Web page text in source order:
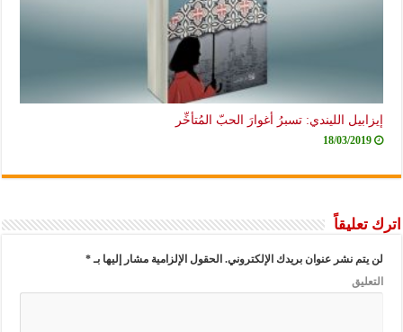
إيزابيل الليندي: تسبرُ أغوارَ الحبّ المُتأخِّر
18/03/2019
اترك تعليقاً
لن يتم نشر عنوان بريدك الإلكتروني. الحقول الإلزامية مشار إليها بـ*
التعليق